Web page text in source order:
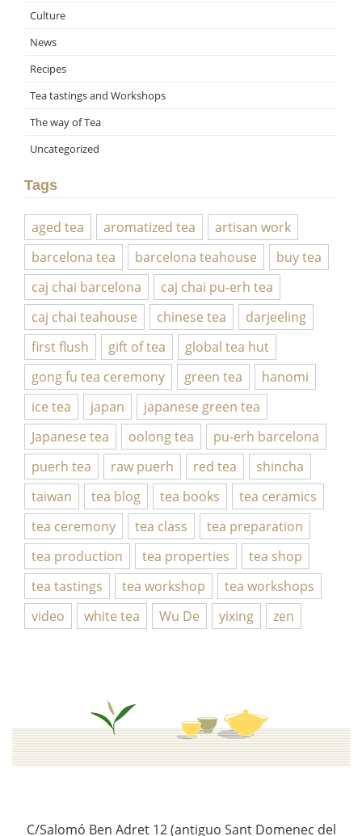
Culture
News
Recipes
Tea tastings and Workshops
The way of Tea
Uncategorized
Tags
aged tea aromatized tea
artisan work
barcelona tea
barcelona teahouse
buy tea
caj chai barcelona
caj chai pu-erh tea
caj chai teahouse
chinese tea
darjeeling
first flush
gift of tea
global tea hut
gong fu tea ceremony
green tea
hanomi
ice tea
japan
japanese green tea
Japanese tea
oolong tea
pu-erh barcelona
puerh tea
raw puerh red tea
shincha
taiwan
tea blog tea books
tea ceramics
tea ceremony
tea class
tea preparation
tea production
tea properties
tea shop
tea tastings
tea workshop
tea workshops
video
white tea Wu De yixing zen
C/Salomó Ben Adret 12 (antiguo Sant Domenec del